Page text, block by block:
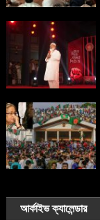
আর্কাইভ ক্যালেন্ডার